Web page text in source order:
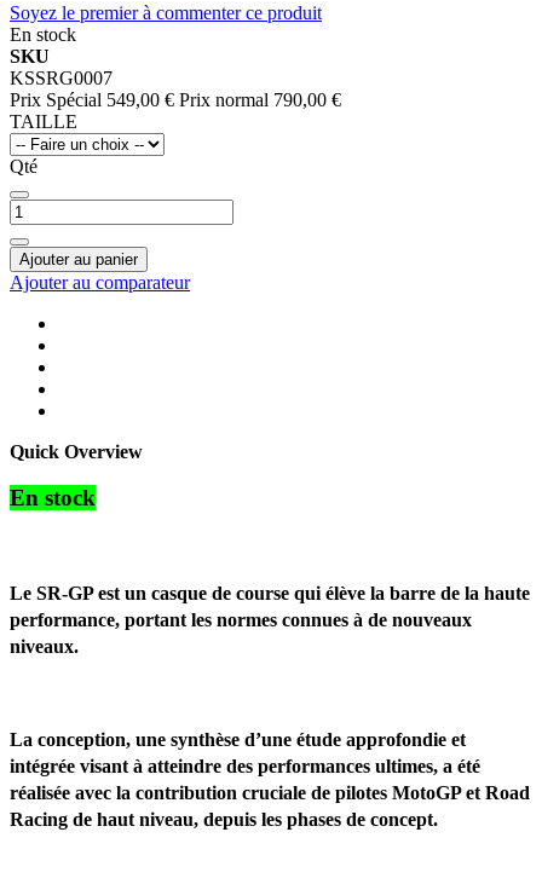
Soyez le premier à commenter ce produit
En stock
SKU
KSSRG0007
Prix Spécial 549,00 € Prix normal 790,00 €
TAILLE
Qté
Ajouter au panier
Ajouter au comparateur
Quick Overview
En stock
Le SR-GP est un casque de course qui élève la barre de la haute
performance, portant les normes connues à de nouveaux
niveaux.
La conception, une synthèse d’une étude approfondie et
intégrée visant à atteindre des performances ultimes, a été
réalisée avec la contribution cruciale de pilotes MotoGP et Road
Racing de haut niveau, depuis les phases de concept.